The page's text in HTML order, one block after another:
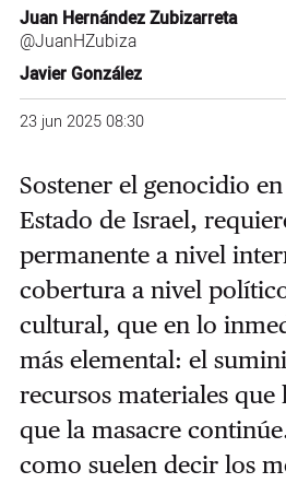
Juan Hernández Zubizarreta
@JuanHZubiza
Javier González
23 jun 2025 08:30
Sostener el genocidio
Estado de Israel,
permanente a nivel
cobertura a nivel
cultural, que en lo
más elemental: el
recursos materiales que
que la masacre
como suelen decir los